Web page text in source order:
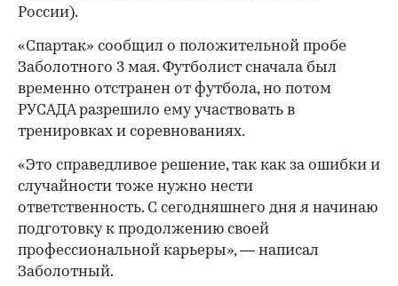
России).
«Спартак» сообщил о положительной пробе
Заболотного 3 мая. Футболист сначала был
временно отстранен от футбола, но потом
РУСАДА разрешило ему участвовать в
тренировках и соревнованиях.
«Это справедливое решение, так как за ошибки и
случайности тоже нужно нести
ответственность. С сегодняшнего дня я начинаю
подготовку к продолжению своей
профессиональной карьеры», — написал
Заболотный.